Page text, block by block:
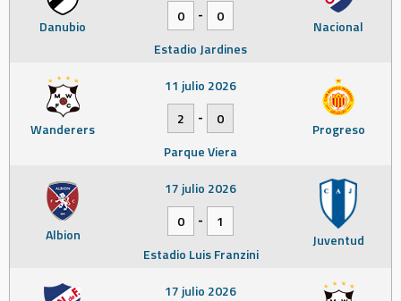
Danubio Nacional
0
-
0
Estadio Jardines
Wanderers Progreso
11 julio 2026
2
-
0
Parque Viera
Albion Juventud
17 julio 2026
0
-
1
Estadio Luis Franzini
17 julio 2026